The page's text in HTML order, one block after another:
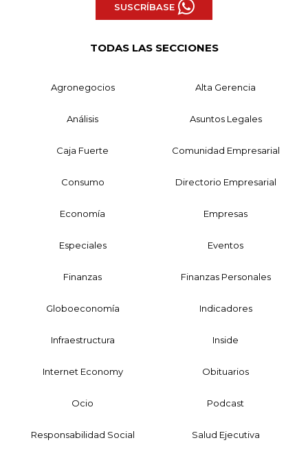
SUSCRÍBASE
TODAS LAS SECCIONES
Agronegocios Alta Gerencia
Análisis Asuntos Legales
Caja Fuerte Comunidad Empresarial
Consumo Directorio Empresarial
Economía Empresas
Especiales Eventos
Finanzas Finanzas Personales
Globoeconomía Indicadores
Infraestructura Inside
Internet Economy Obituarios
Ocio Podcast
Responsabilidad Social Salud Ejecutiva